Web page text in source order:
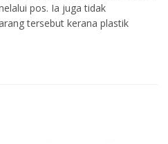
pos. Ia juga tidak
tersebut kerana plastik